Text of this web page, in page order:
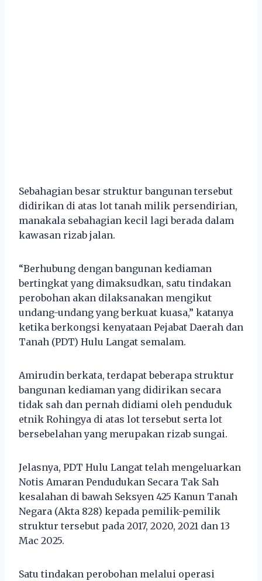
Sebahagian besar struktur bangunan tersebut
didirikan di atas lot tanah milik persendirian,
manakala sebahagian kecil lagi berada dalam
kawasan rizab jalan.
“Berhubung dengan bangunan kediaman
bertingkat yang dimaksudkan, satu tindakan
perobohan akan dilaksanakan mengikut
undang-undang yang berkuat kuasa,” katanya
ketika berkongsi kenyataan Pejabat Daerah dan
Tanah (PDT) Hulu Langat semalam.
Amirudin berkata, terdapat beberapa struktur
bangunan kediaman yang didirikan secara
tidak sah dan pernah didiami oleh penduduk
etnik Rohingya di atas lot tersebut serta lot
bersebelahan yang merupakan rizab sungai.
Jelasnya, PDT Hulu Langat telah mengeluarkan
Notis Amaran Pendudukan Secara Tak Sah
kesalahan di bawah Seksyen 425 Kanun Tanah
Negara (Akta 828) kepada pemilik-pemilik
struktur tersebut pada 2017, 2020, 2021 dan 13
Mac 2025.
Satu tindakan perobohan melalui operasi